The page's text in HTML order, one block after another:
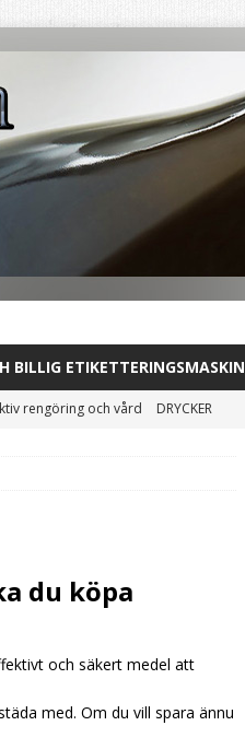
BILLIG ETIKETTERINGSMASKIN
rengöring och vård
DRYCKER
Lunch med Självservering
lunchen och se skillnaden i
att kapa läskkostnaderna
du köpa
och säkert medel att
med. Om du vill spara ännu